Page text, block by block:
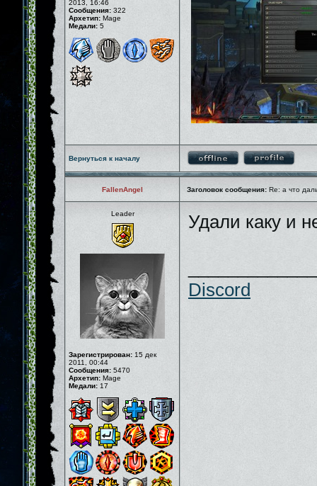
2013, 16:46
Сообщения: 322
Архетип: Mage
Медали: 5
Вернуться к началу
FallenAngel Заголовок сообщения: Re: а что
Leader
Зарегистрирован: 15 дек
2011, 00:44
Сообщения: 5470
Архетип: Mage
Медали: 17
Удали каку и
Discord